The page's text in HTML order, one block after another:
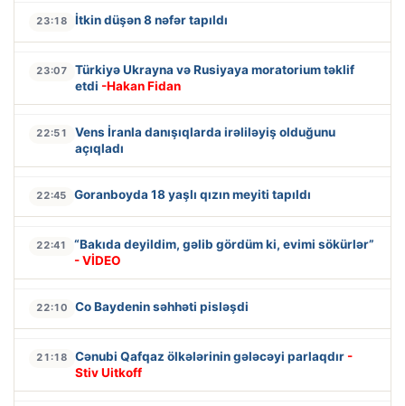
23:18 İtkin düşən 8 nəfər tapıldı
23:07
Türkiyə Ukrayna və Rusiyaya moratorium təklif
etdi -Hakan Fidan
22:51
Vens İranla danışıqlarda irəliləyiş olduğunu
açıqladı
22:45 Goranboyda 18 yaşlı qızın meyiti tapıldı
22:41
“Bakıda deyildim, gəlib gördüm ki, evimi sökürlər”
- VİDEO
22:10 Co Baydenin səhhəti pisləşdi
21:18 Cənubi Qafqaz ölkələrinin gələcəyi parlaqdır -
Stiv Uitkoff